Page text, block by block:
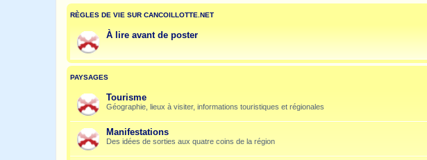
RÈGLES DE VIE SUR CANCOILLOTTE.NET
À lire avant de poster
PAYSAGES
Tourisme
Géographie, lieux à visiter, informations touristiques et régionales
Manifestations
Des idées de sorties aux quatre coins de la région